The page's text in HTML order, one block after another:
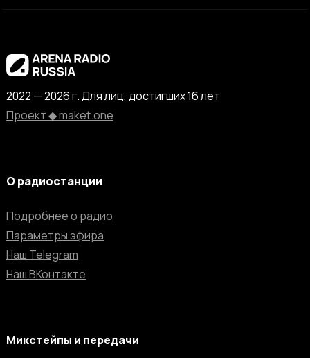
2022 — 2026 г. Для лиц, достигших 16 лет
Проект ◆ maket.one
О радиостанции
Подробнее о радио
Параметры эфира
Наш Telegram
Наш ВКонтакте
Микстейпы и передачи